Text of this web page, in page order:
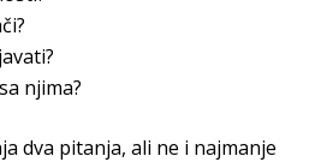
sa njima?
dva pitanja, ali ne i najmanje